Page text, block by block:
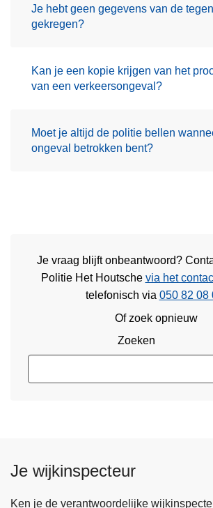
Je hebt geen gegevens van de
gekregen?
Kan je een kopie krijgen van het
van een verkeersongeval?
Moet je altijd de politie bellen
ongeval betrokken bent?
Je vraag blijft onbeantwoord?
Politie Het Houtsche via het
telefonisch via 050 82 08
Of zoek opnieuw
Zoeken
Je wijkinspecteur
Ken je de verantwoordelijke